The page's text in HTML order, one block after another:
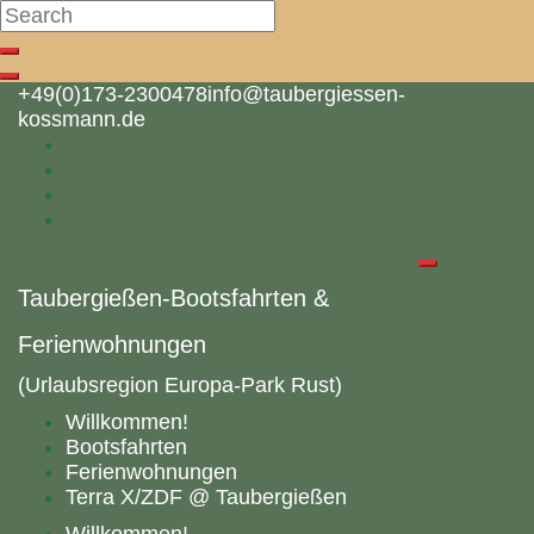
Search
Search
Close
search
Skip
content
+49(0)173-2300478info@taubergiessen-
kossmann.de
Taubergießen-Bootsfahrten &
Ferienwohnungen
(Urlaubsregion Europa-Park Rust)
Willkommen!
Bootsfahrten
Ferienwohnungen
Terra X/ZDF @ Taubergießen